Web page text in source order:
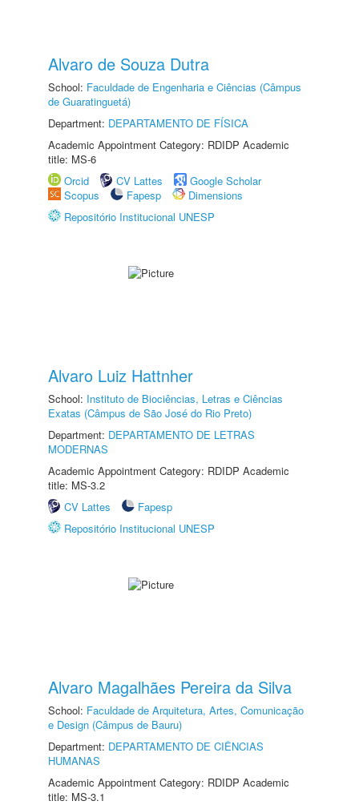
Alvaro de Souza Dutra
School: Faculdade de Engenharia e Ciências (Câmpus
de Guaratinguetá)
Department: DEPARTAMENTO DE FÍSICA
Academic Appointment Category: RDIDP Academic
title: MS-6
Orcid
CV Lattes
Google Scholar
Scopus
Fapesp
Dimensions
Repositório Institucional UNESP
Alvaro Luiz Hattnher
School: Instituto de Biociências, Letras e Ciências
Exatas (Câmpus de São José do Rio Preto)
Department: DEPARTAMENTO DE LETRAS
MODERNAS
Academic Appointment Category: RDIDP Academic
title: MS-3.2
CV Lattes
Fapesp
Repositório Institucional UNESP
Alvaro Magalhães Pereira da Silva
School: Faculdade de Arquitetura, Artes, Comunicação
e Design (Câmpus de Bauru)
Department: DEPARTAMENTO DE CIÊNCIAS
HUMANAS
Academic Appointment Category: RDIDP Academic
title: MS-3.1